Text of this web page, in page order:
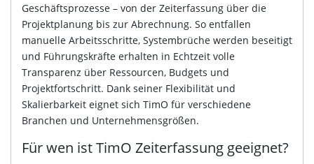
Geschäftsprozesse – von der Zeiterfassung über die
Projektplanung bis zur Abrechnung. So entfallen
manuelle Arbeitsschritte, Systembrüche werden beseitigt
und Führungskräfte erhalten in Echtzeit volle
Transparenz über Ressourcen, Budgets und
Projektfortschritt. Dank seiner Flexibilität und
Skalierbarkeit eignet sich TimO für verschiedene
Branchen und Unternehmensgrößen.
Für wen ist TimO Zeiterfassung geeignet?